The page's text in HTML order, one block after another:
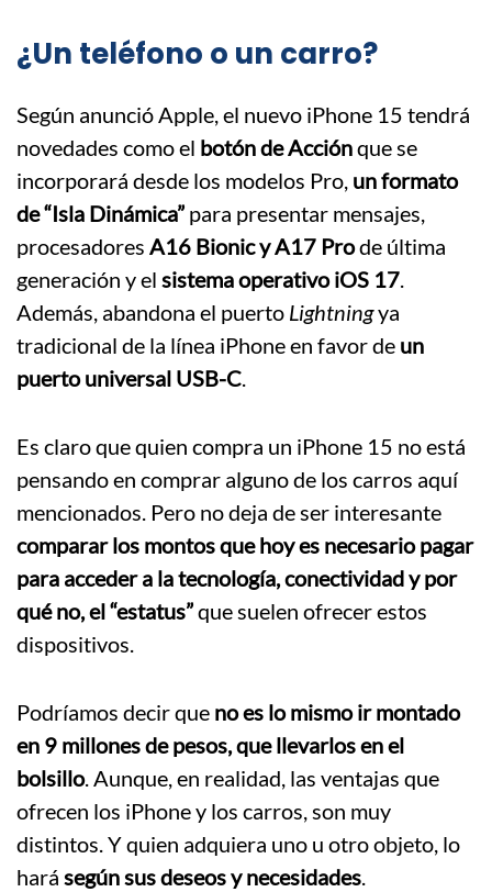
¿Un teléfono o un carro?
Según anunció Apple, el nuevo iPhone 15 tendrá
novedades como el botón de Acciónque se
incorporará desde los modelos Pro, un formato
de “Isla Dinámica” para presentar mensajes,
procesadores A16 Bionic y A17 Prode última
generación y el sistema operativo iOS 17.
Además, abandona el puerto Lightningya
tradicional de la línea iPhone en favor de un
puerto universal USB-C.
Es claro que quien compra un iPhone 15 no está
pensando en comprar alguno de los carros aquí
mencionados. Pero no deja de ser interesante
comparar los montos que hoy es necesario pagar
para acceder a la tecnología, conectividad y por
qué no, el “estatus”que suelen ofrecer estos
dispositivos.
Podríamos decir que no es lo mismo ir montado
en 9 millones de pesos, que llevarlos en el
bolsillo. Aunque, en realidad, las ventajas que
ofrecen los iPhone y los carros, son muy
distintos. Y quien adquiera uno u otro objeto, lo
hará según sus deseos y necesidades.